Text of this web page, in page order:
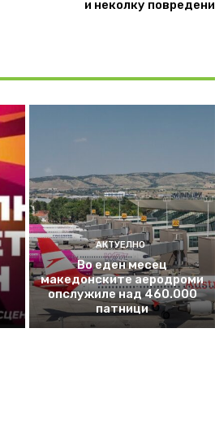
и неколку повредени
АКТУЕЛНО
Во еден месец
македонските аеродроми
опслужиле над 460.000
патници